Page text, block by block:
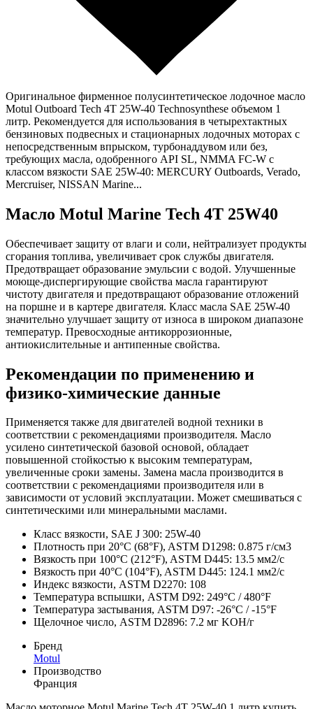
Оригинальное фирменное полусинтетическое лодочное масло
Motul Outboard Tech 4T 25W-40 Technosynthese объемом 1
литр. Рекомендуется для использования в четырехтактных
бензиновых подвесных и стационарных лодочных моторах с
непосредственным впрыском, турбонаддувом или без,
требующих масла, одобренного API SL, NMMA FC-W с
классом вязкости SAE 25W-40: MERCURY Outboards, Verado,
Mercruiser, NISSAN Marine...
Масло Motul Marine Tech 4T 25W40
Обеспечивает защиту от влаги и соли, нейтрализует продукты
сгорания топлива, увеличивает срок службы двигателя.
Предотвращает образование эмульсии с водой. Улучшенные
моюще-диспергирующие свойства масла гарантируют
чистоту двигателя и предотвращают образование отложений
на поршне и в картере двигателя. Класс масла SAE 25W-40
значительно улучшает защиту от износа в широком диапазоне
температур. Превосходные антикоррозионные,
антиокислительные и антипенные свойства.
Рекомендации по применению и
физико-химические данные
Применяется также для двигателей водной техники в
соответствии с рекомендациями производителя. Масло
усилено синтетической базовой основой, обладает
повышенной стойкостью к высоким температурам,
увеличенные сроки замены. Замена масла производится в
соответствии с рекомендациями производителя или в
зависимости от условий эксплуатации. Может смешиваться с
синтетическими или минеральными маслами.
Класс вязкости, SAE J 300: 25W-40
Плотность при 20°C (68°F), ASTM D1298: 0.875 г/см3
Вязкость при 100°C (212°F), ASTM D445: 13.5 мм2/с
Вязкость при 40°C (104°F), ASTM D445: 124.1 мм2/с
Индекс вязкости, ASTM D2270: 108
Температура вспышки, ASTM D92: 249°C / 480°F
Температура застывания, ASTM D97: -26°C / -15°F
Щелочное число, ASTM D2896: 7.2 мг KOH/г
Бренд
Motul
Производство
Франция